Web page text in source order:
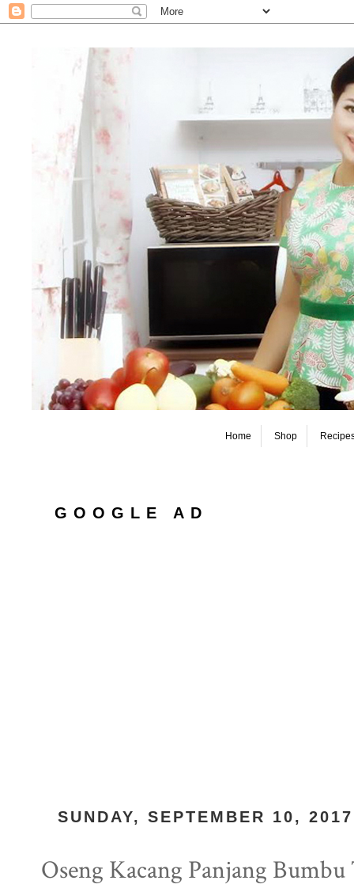
Home Shop
GOOGLE AD
SUNDAY, SEPTEMBER 10, 2017
Oseng Kacang Panjang Bumbu